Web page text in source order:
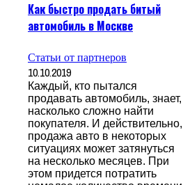
Как быстро продать битый
автомобиль в Москве
Статьи от партнеров
10.10.2019
Каждый, кто пытался
продавать автомобиль, знает,
насколько сложно найти
покупателя. И действительно,
продажа авто в некоторых
ситуациях может затянуться
на несколько месяцев. При
этом придется потратить